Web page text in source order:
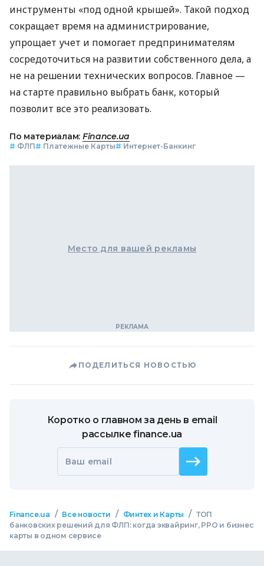
инструменты «под одной крышей». Такой подход
сокращает время на администрирование,
упрощает учет и помогает предпринимателям
сосредоточиться на развитии собственного дела, а
не на решении технических вопросов. Главное —
на старте правильно выбрать банк, который
позволит все это реализовать.
По материалам: Finance.ua
# ФЛП# Платежные Карты# Интернет-Банкинг
Место для вашей рекламы
ПОДЕЛИТЬСЯ НОВОСТЬЮ
Коротко о главном за день в email
рассылке finance.ua
Ваш email
Finance.ua / Все новости / Финтех и Карты / ТОП
банковских решений для ФЛП: когда эквайринг, РРО и бизнес
карты в одном сервисе